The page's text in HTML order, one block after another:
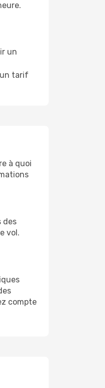
un
un tarif
à quoi
des
vol.
compte